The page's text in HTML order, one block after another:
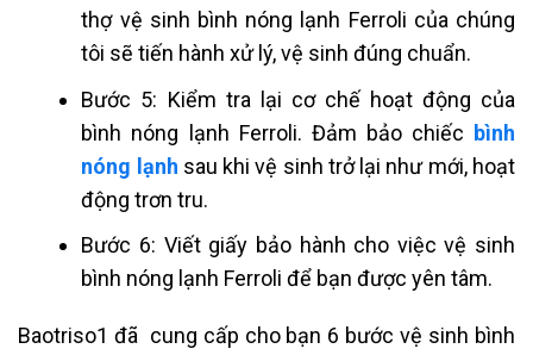
thợ vệ sinh bình nóng lạnh Ferroli của chúng
tôi sẽ tiến hành xử lý, vệ sinh đúng chuẩn.
Bước 5: Kiểm tra lại cơ chế hoạt động của
bình nóng lạnh Ferroli. Đảm bảo chiếc bình
nóng lạnh sau khi vệ sinh trở lại như mới, hoạt
động trơn tru.
Bước 6: Viết giấy bảo hành cho việc vệ sinh
bình nóng lạnh Ferroli để bạn được yên tâm.
Baotriso1 đã cung cấp cho bạn 6 bước vệ sinh bình